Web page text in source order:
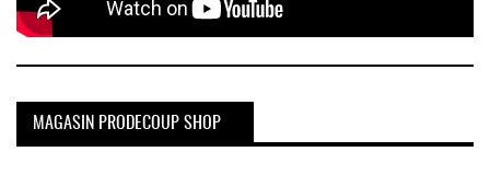
MAGASIN PRODECOUP SHOP